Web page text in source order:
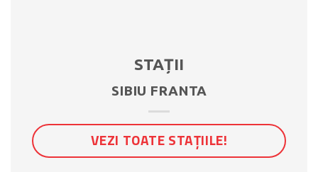
STAȚII
SIBIU FRANTA
VEZI TOATE STAȚIILE!